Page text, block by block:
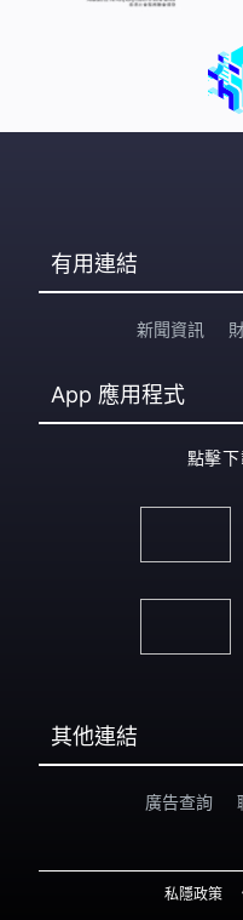
有用連結
新聞資訊
App 應用程式
點擊下
其他連結
廣告查詢
私隱政策